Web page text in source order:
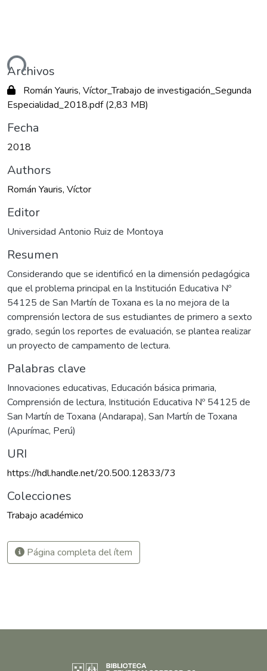
Archivos
Román Yauris, Víctor_Trabajo de investigación_Segunda
Especialidad_2018.pdf(2,83 MB)
Fecha
2018
Authors
Román Yauris, Víctor
Editor
Universidad Antonio Ruiz de Montoya
Resumen
Considerando que se identificó en la dimensión pedagógica
que el problema principal en la Institución Educativa Nº
54125 de San Martín de Toxana es la no mejora de la
comprensión lectora de sus estudiantes de primero a sexto
grado, según los reportes de evaluación, se plantea realizar
un proyecto de campamento de lectura.
Palabras clave
Innovaciones educativas, Educación básica primaria,
Comprensión de lectura, Institución Educativa Nº 54125 de
San Martín de Toxana (Andarapa), San Martín de Toxana
(Apurímac, Perú)
URI
https://hdl.handle.net/20.500.12833/73
Colecciones
Trabajo académico
Página completa del ítem